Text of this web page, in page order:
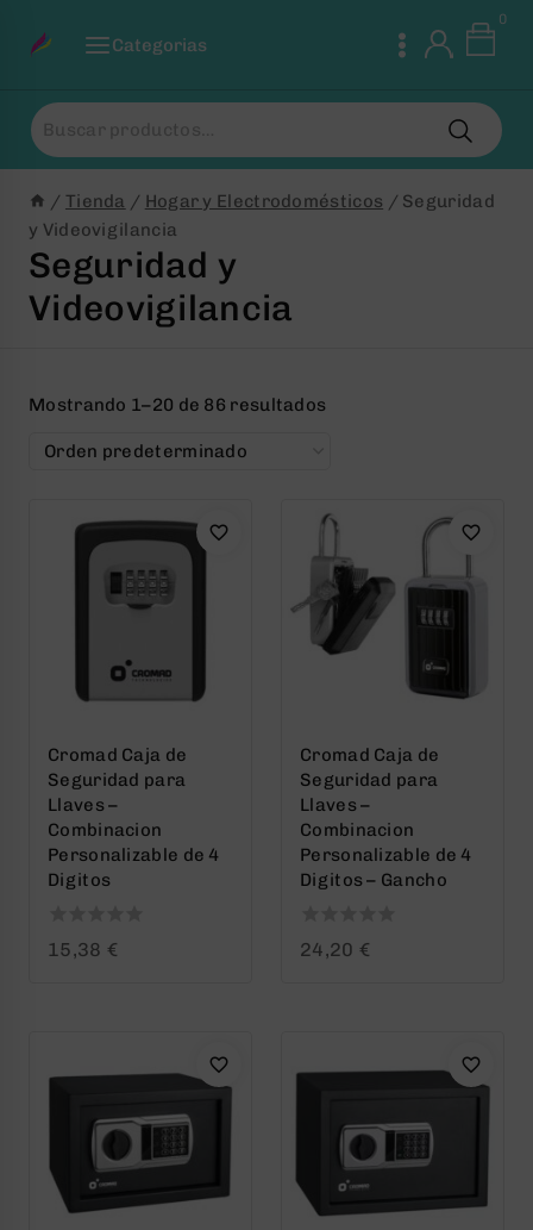
Categorias
0
Buscar
por:
/ Tienda / Hogar y Electrodomésticos / Seguridad
y Videovigilancia
Seguridad y
Videovigilancia
Mostrando 1–20 de 86 resultados
Cromad Caja de
Seguridad para
Llaves –
Combinacion
Personalizable de 4
Digitos
015,38 €
Cromad Caja de
Seguridad para
Llaves –
Combinacion
Personalizable de 4
Digitos – Gancho
0
24,20 €